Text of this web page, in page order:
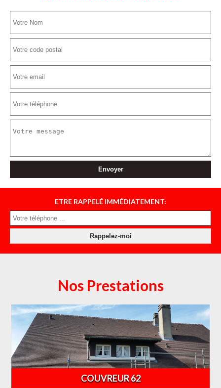
ETRE RAPPELÉ IMMÉDIATEMENT:
Nos Prestations
COUVREUR 62